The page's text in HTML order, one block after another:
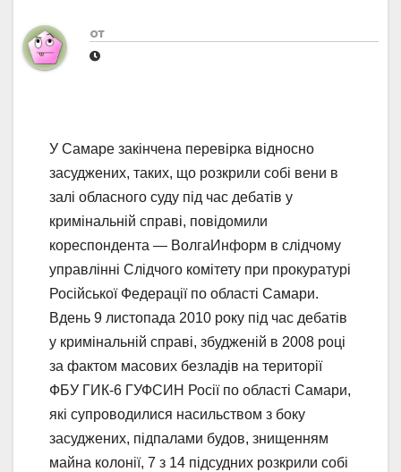
от
У Самаре закінчена перевірка відносно
засуджених, таких, що розкрили собі вени в
залі обласного суду під час дебатів у
кримінальній справі, повідомили
кореспондента — ВолгаИнформ в слідчому
управлінні Слідчого комітету при прокуратурі
Російської Федерації по області Самари.
Вдень 9 листопада 2010 року під час дебатів
у кримінальній справі, збудженій в 2008 році
за фактом масових безладів на території
ФБУ ГИК-6 ГУФСИН Росії по області Самари,
які супроводилися насильством з боку
засуджених, підпалами будов, знищенням
майна колонії, 7 з 14 підсудних розкрили собі